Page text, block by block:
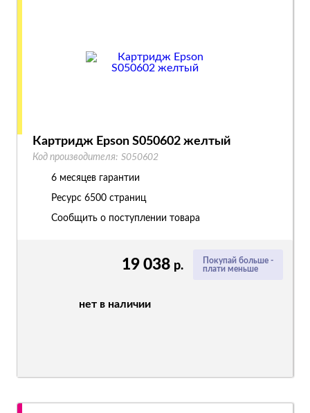
Покупай больше -
плати меньше
19 038 р.
нет в наличии
Картридж Epson S050602 желтый
Код производителя: S050602
6 месяцев гарантии
Ресурс 6500 страниц
Сообщить о поступлении товара